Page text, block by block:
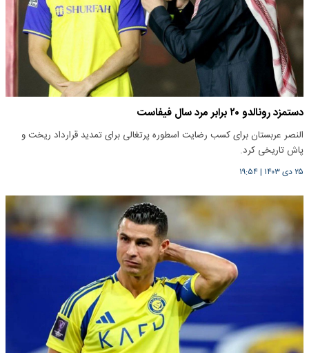
دستمزد رونالدو ۲۰ برابر مرد سال فیفاست
النصر عربستان برای کسب رضایت اسطوره پرتغالی برای تمدید قرارداد ریخت و
پاش تاریخی کرد.
۲۵ دی ۱۴۰۳ |۱۹:۵۴